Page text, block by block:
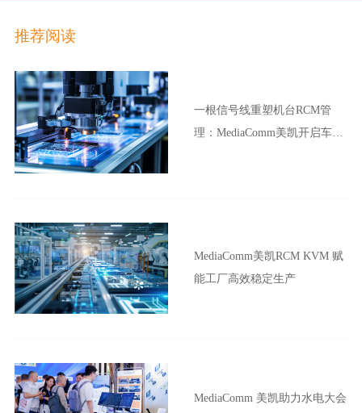
推荐阅读
一根信号线重塑机台RCM管
理：MediaComm美凯开启车企
MediaComm美凯RCM KVM 赋
能工厂高效稳定生产
MediaComm 美凯助力水电大会